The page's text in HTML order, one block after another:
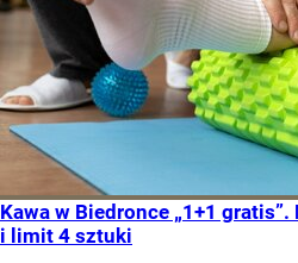
Kawa w Biedronce „1+1
i limit 4 sztuki